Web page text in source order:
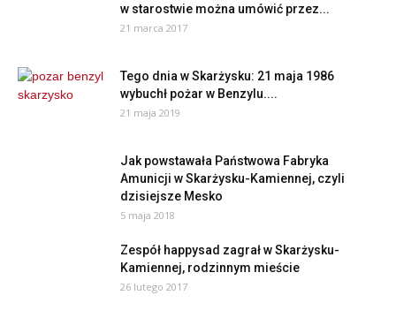
w starostwie można umówić przez...
21 marca 2017
Tego dnia w Skarżysku: 21 maja 1986
wybuchł pożar w Benzylu....
21 maja 2019
Jak powstawała Państwowa Fabryka
Amunicji w Skarżysku-Kamiennej, czyli
dzisiejsze Mesko
5 maja 2018
Zespół happysad zagrał w Skarżysku-
Kamiennej, rodzinnym mieście
26 lutego 2017